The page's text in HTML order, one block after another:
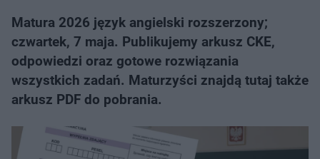
Matura 2026 język angielski rozszerzony;
czwartek, 7 maja. Publikujemy arkusz CKE,
odpowiedzi oraz gotowe rozwiązania
wszystkich zadań. Maturzyści znajdą tutaj także
arkusz PDF do pobrania.